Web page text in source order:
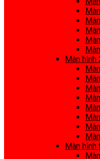
Màn hình
Màn hình